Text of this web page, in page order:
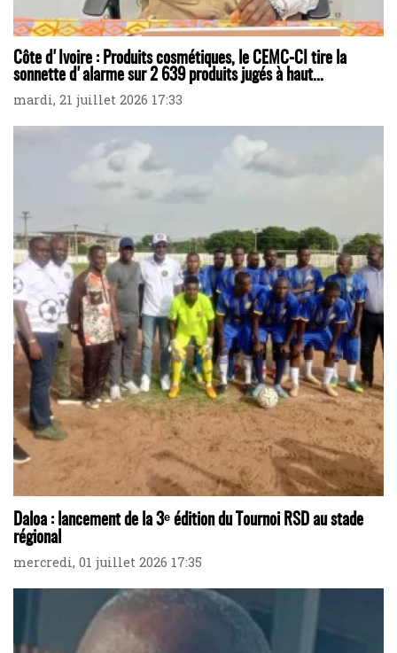
Côte d'Ivoire : Produits cosmétiques, le CEMC-CI tire la
sonnette d'alarme sur 2 639 produits jugés à haut...
mardi, 21 juillet 2026 17:33
Daloa : lancement de la 3ᵉ édition du Tournoi RSD au stade
régional
mercredi, 01 juillet 2026 17:35